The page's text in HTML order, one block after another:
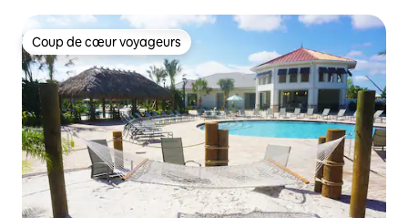
Coup de cœur voyageurs
Coup de cœur voyageurs